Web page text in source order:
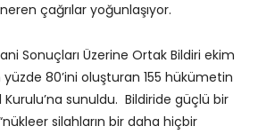
çağrılar yoğunlaşıyor.
Sonuçları Üzerine Ortak Bildiri ekim
80’ini oluşturan 155 hükümetin
sunuldu. Bildiride güçlü bir
silahların bir daha hiçbir